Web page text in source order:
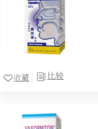
比较
收藏